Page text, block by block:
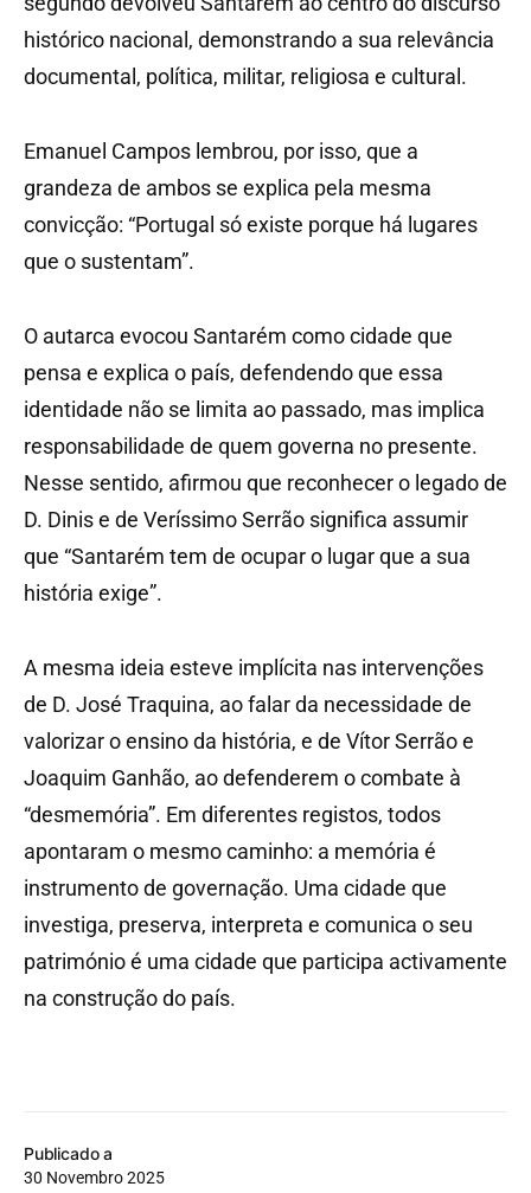
Publicado a
30 Novembro 2025
histórico nacional, demonstrando a sua relevância
documental, política, militar, religiosa e cultural.
Emanuel Campos lembrou, por isso, que a
grandeza de ambos se explica pela mesma
convicção: “Portugal só existe porque há lugares
que o sustentam”.
O autarca evocou Santarém como cidade que
pensa e explica o país, defendendo que essa
identidade não se limita ao passado, mas implica
responsabilidade de quem governa no presente.
Nesse sentido, afirmou que reconhecer o legado de
D. Dinis e de Veríssimo Serrão significa assumir
que “Santarém tem de ocupar o lugar que a sua
história exige”.
A mesma ideia esteve implícita nas intervenções
de D. José Traquina, ao falar da necessidade de
valorizar o ensino da história, e de Vítor Serrão e
Joaquim Ganhão, ao defenderem o combate à
“desmemória”. Em diferentes registos, todos
apontaram o mesmo caminho: a memória é
instrumento de governação. Uma cidade que
investiga, preserva, interpreta e comunica o seu
património é uma cidade que participa activamente
na construção do país.